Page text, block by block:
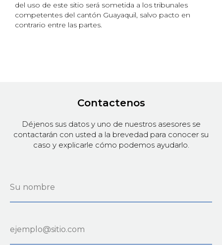
del uso de este sitio será sometida a los tribunales
competentes del cantón Guayaquil, salvo pacto en
contrario entre las partes.
Contactenos
Déjenos sus datos y uno de nuestros asesores se
contactarán con usted a la brevedad para conocer su
caso y explicarle cómo podemos ayudarlo.